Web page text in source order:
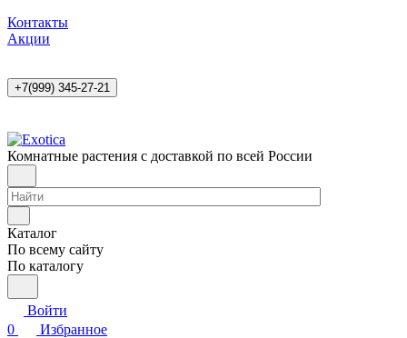
Контакты
Акции
+7(999) 345-27-21
Комнатные растения с доставкой по всей России
Каталог
По всему сайту
По каталогу
Войти
0
Избранное